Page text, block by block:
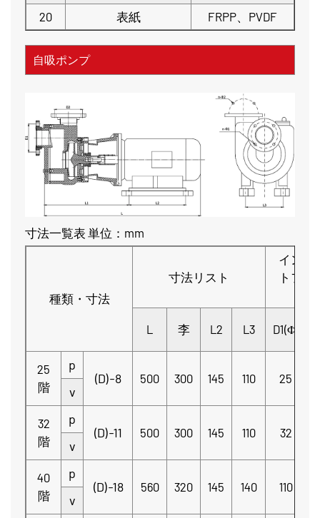
20
表紙 FRPP、PVDF
自吸ポンプ
寸法一覧表 単位：mm
種類・寸法
寸法リスト
インレ
トフラ
L 李 L2 L3 D1(Φ)
25
階
p
(D)-8
500 300 145 110 25
v
32
階
p
(D)-11
500 300 145 110 32
v
40
階
p
(D)-18
560 320 145 140 110
v